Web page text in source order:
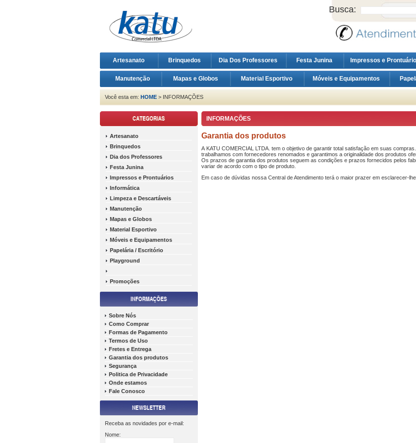
Busca:
Artesanato Brinquedos Dia Dos Professores Festa Junina Impressos e
Manutenção Mapas e Globos Material Esportivo Móveis e Equipamentos
Você esta em: HOME > INFORMAÇÕES
Artesanato
Brinquedos
Dia dos Professores
Festa Junina
Impressos e Prontuários
Informática
Limpeza e Descartáveis
Manutenção
Mapas e Globos
Material Esportivo
Móveis e Equipamentos
Papelária / Escritório
Playground
Promoções
Sobre Nós
Como Comprar
Formas de Pagamento
Termos de Uso
Fretes e Entrega
Garantia dos produtos
Segurança
Politica de Privacidade
Onde estamos
Fale Conosco
Receba as novidades por e-mail:
Nome:
INFORMAÇÕES
Garantia dos produtos
A KATU COMERCIAL LTDA. tem o objetivo de garantir total satisfação em suas
trabalhamos com fornecedores renomados e garantimos a originalidade dos produtos
Os prazos de garantia dos produtos seguem as condições e prazos fornecidos pelos
variar de acordo com o tipo de produto.
Em caso de dúvidas nossa Central de Atendimento terá o maior prazer em esclarecer-lhe.